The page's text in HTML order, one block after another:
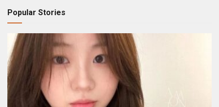
Popular Stories